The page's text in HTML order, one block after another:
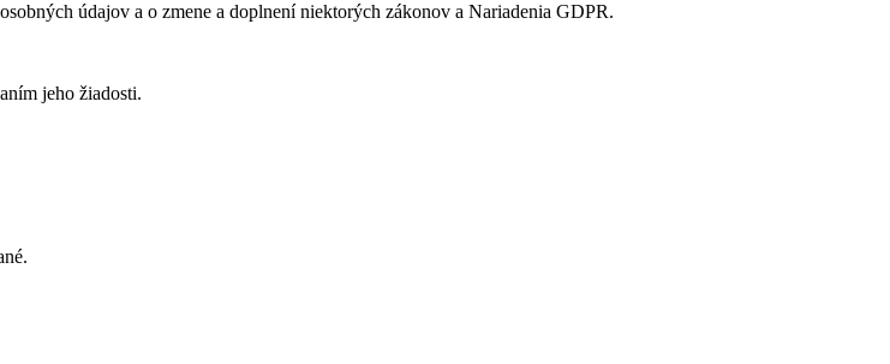
údajov a o zmene a doplnení niektorých zákonov a Nariadenia GDPR.
jeho žiadosti.